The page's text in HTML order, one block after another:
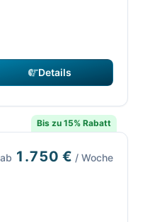
Details
Bis zu 15% Rabatt
ab 1.750 € / Woche